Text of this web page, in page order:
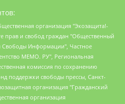
областная общественная организация "Центр гендерных исследований", Гурман Юрий Альбертович, Медиапроект "ОВД-Инфо", Егоров Владимир Владимирович, Жилинский Владимир Александрович, Общество с ограниченной ответственностью "ЗП", Иванова София Юрьевна, Карезина Инна Павловна, Кильтау Екатерина Викторовна, Петров Алексей Викторович, Пискунов Сергей Евгеньевич, Смирнов Сергей Сергеевич, Тихонов Михаил Сергеевич, Общество с ограниченной ответственностью "ЖУРНАЛИСТ-ИНОСТРАННЫЙ АГЕНТ", Арапова Галина Юрьевна, Вольтская Татьяна Анатольевна, Американская компания "Mason G.E.S. Anonymous Foundation" (США), являющаяся владельцем интернет-издания https://mnews.world/, Компания "Stichting Bellingcat", зарегистрированная в Нидерландах (дата регистрации 11.07.2018), Захаров Андрей Вячеславович, Клепиковская Екатерина Дмитриевна, Общество с ограниченной ответственностью "МЕМО", Перл Роман Александрович, Симонов Евгений Алексеевич, Соловьева Елена Анатольевна, Сотников Даниил Владимирович, Сурначева Елизавета Дмитриевна, Автономная некоммерческая организация по защите прав человека и информированию населения "Якутия – Наше Мнение", Общество с ограниченной ответственностью "Москоу диджитал медиа", с 26.01.2023 Общество с ограниченной ответственностью "Чайка Белые сады", Ветошкина Валерия Валерьевна, Заговора Максим Александрович, Межрегиональное общественное движение "Российская ЛГБТ - сеть", Оленичев Максим Владимирович, Павлов Иван Юрьевич, Скворцова Елена Сергеевна, Общество с ограниченной ответственностью "Как бы инагент", Кочетков Игорь Викторович, Общество с ограниченной ответственностью "Честные выборы", Еланчик Олег Александрович, Общество с ограниченной ответственностью "Нобелевский призыв", Гималова Регина Эмилевна, Григорьев Андрей Валерьевич, Григорьева Алина Александровна, Ассоциация по содействию защите прав призывников, альтернативнослужащих и военнослужащих "Правозащитная группа "Гражданин.Армия.Право", Хисамова Регина Фаритовна, Автономная некоммерческая организация по реализации социально-правовых программ "Лилит", Дальневосточное общественное движение "Маяк", Санкт-Петербургская ЛГБТ-инициативная группа "Выход", Инициативная группа ЛГБТ+ "Реверс", Алексеев Андрей Викторович, Бекбулатова Таисия Львовна, Беляев Иван Михайлович, Владыкина Елена Сергеевна, Гельман Марат Александрович, Никульшина Вероника Юрьевна, Толоконникова Надежда Андреевна, Шендерович Виктор Анатольевич, Общество с ограниченной ответственностью "Данное сообщение", Общество с ограниченной ответственностью Издательский дом "Новая глава", Айнбиндер Александра Александровна, Московский комьюнити-центр для ЛГБТ+инициатив, Благотворительный фонд развития филантропии, Deutsche Welle (Германия, Kurt-Schumacher-Strasse 3, 53113 Bonn), Борзунова Мария Михайловна, Воробьев Виктор Викторович, Голубева Анна Львовна, Константинова Алла Михайловна, Малкова Ирина Владимировна, Мурадов Мурад Абдулгалимович, Осетинская Елизавета Николаевна, Понасенков Евгений Николаевич, Ганапольский Матвей Юрьевич, Киселев Евгений Алексеевич, Борухович Ирина Григорьевна, Дремин Иван Тимофеевич, Дубровский Дмитрий Викторович, Красноярская региональная общественная организация поддержки и развития альтернативных образовательных технологий и межкультурных коммуникаций "ИНТЕРРА", Маяковская Екатерина Алексеевна, Фейгин Марк Захарович, Филимонов Андрей Викторович, Дзугкоева Регина Николаевна, Доброхотов Роман Александрович, Дудь Юрий Александрович, Елкин Сергей Владимирович, Кругликов Кирилл Игоревич, Сабунаева Мария Леонидовна, Семенов Алексей Владимирович, Шаинян Карен Багратович, Шульман Екатерина Михайловна, Асафьев Артур Валерьевич, Вахштайн Виктор Семенович, Венедиктов Алексей Алексеевич, Лушникова Екатерина Евгеньевна, Волков Леонид Михайлович, Невзоров Александр Глебович, Пархоменко Сергей Борисович, Сироткин Ярослав Николаевич, Кара-Мурза Владимир Владимирович, Баранова Наталья Владимировна, Гозман Леонид Яковлевич, Кагарлицкий Борис Юльевич, Климарев Михаил Валерьевич, Милов Владимир Станиславович, Автономная некоммерческая организация Краснодарский центр современного искусства "Типография", Моргенштерн Алишер Тагирович, Соболь Любовь Эдуардовна, Общество с ограниченной ответственностью "ЛИЗА НОРМ", Каспаров Гарри Кимович, Ходорковский Михаил Борисович, Общество с ограниченной ответственностью "Апрельские тезисы", Данилович Ирина Брониславовна, Кашин Олег Владимирович, Петров Николай Владимирович, Пивоваров Алексей Владимирович, Соколов Михаил Владимирович, Цветкова Юлия Владимировна, Чичваркин Евгений Александрович, Комитет против пыток/Команда против пыток, Общество с ограниченной ответственностью "Первый научный", Общество с ограниченной ответственностью "Вертолет и ко", Белоцерковская Вероника Борисовна, Кац Максим Евгеньевич, Лазарева Татьяна Юрьевна, Шаведдинов Руслан Табризович, Яшин Илья Валерьевич, Общество с ограниченной ответственностью "Иноагент ААВ", Алешковский Дмитрий Петрович, Альбац Евгения Марковна, Быков Дмитрий Львович, Галямина Юлия Евгеньевна, Лойко Сергей Леонидович, Мартынов Кирилл Константинович, Медведев Сергей Александрович, Крашенинников Федор Геннадиевич, Гордеева Катерина Вл